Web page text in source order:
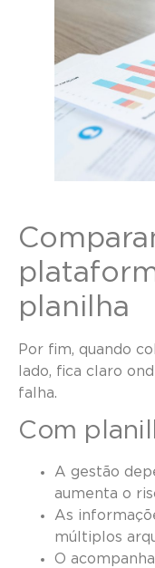
planilha
Por fim, quando
lado, fica claro
falha.
Com
A gestão
aumenta o
As
múltiplos
O